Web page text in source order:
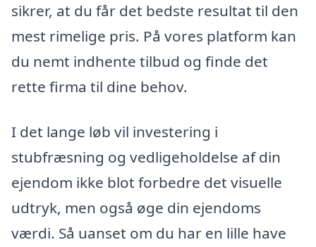
sikrer, at du får det bedste resultat til den
mest rimelige pris. På vores platform kan
du nemt indhente tilbud og finde det
rette firma til dine behov.
I det lange løb vil investering i
stubfræsning og vedligeholdelse af din
ejendom ikke blot forbedre det visuelle
udtryk, men også øge din ejendoms
værdi. Så uanset om du har en lille have